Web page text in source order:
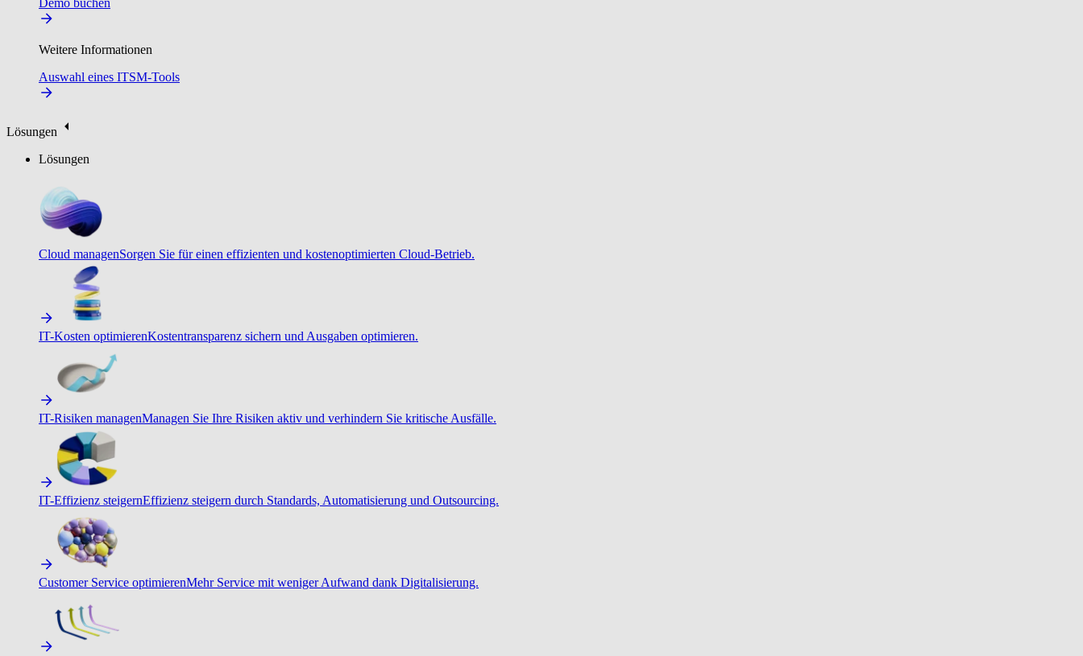
Demo buchen
Weitere Informationen
Auswahl eines ITSM-Tools
Lösungen
Lösungen
Cloud managenSorgen Sie für einen effizienten und kostenoptimierten Cloud-Betrieb.
IT-Kosten optimierenKostentransparenz sichern und Ausgaben optimieren.
IT-Risiken managenManagen Sie Ihre Risiken aktiv und verhindern Sie kritische Ausfälle.
IT-Effizienz steigernEffizienz steigern durch Standards, Automatisierung und Outsourcing.
Customer Service optimierenMehr Service mit weniger Aufwand dank Digitalisierung.